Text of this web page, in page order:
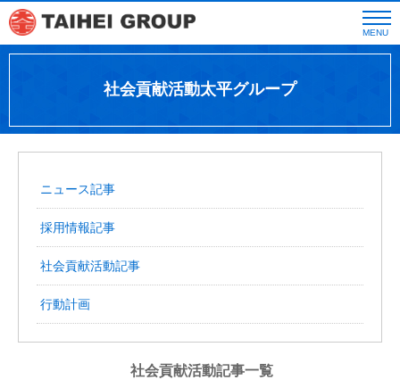
MENU
社会貢献活動太平グループ
ニュース記事
採用情報記事
社会貢献活動記事
行動計画
社会貢献活動記事一覧